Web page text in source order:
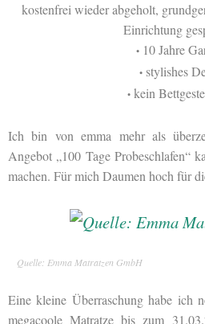
kostenfrei wieder abgeholt,
Einrichtung
•10 Jahre
• stylishes
•kein
Ich bin von emma mehr als
Angebot „100 Tage Probeschlafen“
machen. Für mich Daumen hoch für
Quelle: Emma Matratzen GmbH
Eine kleine Überraschung habe ich
megacoole Matratze bis zum